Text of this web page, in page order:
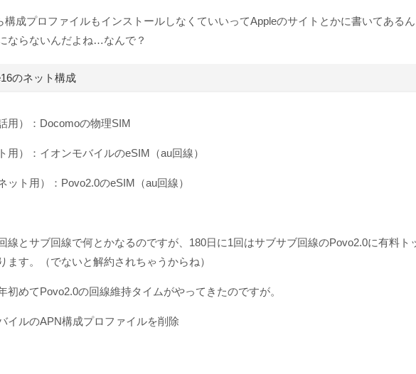
成プロファイルもインストールしなくていいってAppleのサイトとかに書いてある
ならないんだよね…なんで？
のネット構成
用）：Docomoの物理SIM
用）：イオンモバイルのeSIM（au回線）
ット用）：Povo2.0のeSIM（au回線）
線とサブ回線で何とかなるのですが、180日に1回はサブサブ回線のPovo2.0に有料
ます。（でないと解約されちゃうからね）
初めてPovo2.0の回線維持タイムがやってきたのですが。
イルのAPN構成プロファイルを削除